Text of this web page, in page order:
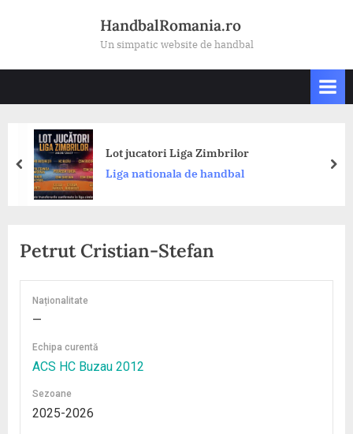
HandbalRomania.ro
Un simpatic website de handbal
Lot jucatori Liga Zimbrilor
Liga nationala de handbal
prev
Petrut Cristian-Stefan
Naționalitate
—
Echipa curentă
ACS HC Buzau 2012
Sezoane
2025-2026